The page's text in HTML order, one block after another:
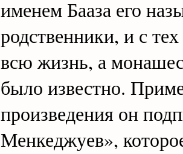
именем Бааза его
родственники, и с
всю жизнь, а
было известно.
произведения он
Менкеджуев»,